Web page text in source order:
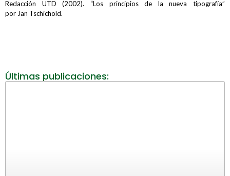
Redacción UTD (2002). “Los principios de la nueva tipografía”
por Jan Tschichold.
Últimas publicaciones: